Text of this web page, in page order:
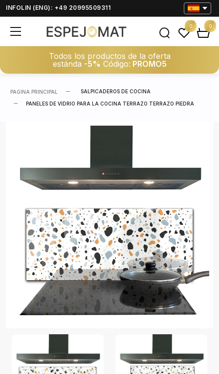
INFOLIN (ENG): +49 20995509311
Todos los productos de la oferta
estánda -5% Código: PROMO5
0 0
PAGINA PRINCIPAL SALPICADEROS DE COCINA
PANELES DE VIDRIO PARA LA COCINA TERRAZO TERRAZO PIEDRA